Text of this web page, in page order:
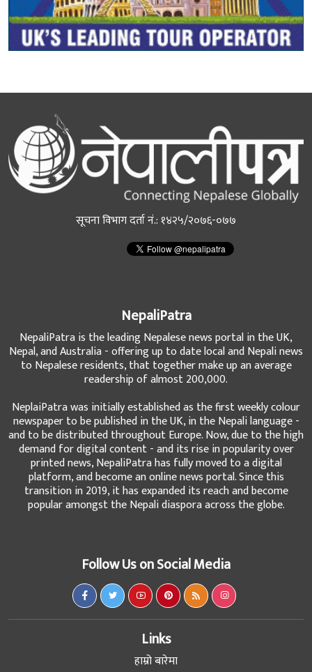
सूचना विभाग दर्ता नं.: १४२५/२०७६-०७७
NepaliPatra
NepaliPatra is the leading Nepalese news portal in the UK,
Nepal, and Australia - offering up to date local and Nepali news
to Nepalese residents, that together make up an average
readership of almost 200,000.
NeplaiPatra was initially established as the first weekly colour
newspaper to be published in the UK, in the Nepali language -
and to be distributed throughout Europe. Now, due to the high
demand for digital content - and its rise in popularity over
printed news, NepaliPatra has fully moved to a digital
platform, and become an online news portal. Since this
transition in 2019, it has expanded its reach and become
popular amongst the Nepali diaspora across the globe.
Follow Us on Social Media
Links
हाम्रो बारेमा